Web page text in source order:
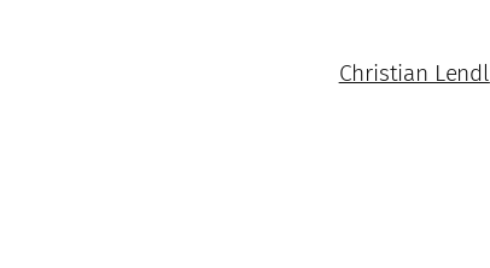
Christian Lendl